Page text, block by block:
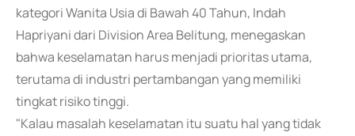
kategori Wanita Usia di Bawah 40 Tahun, Indah
Hapriyani dari Division Area Belitung, menegaskan
bahwa keselamatan harus menjadi prioritas utama,
terutama di industri pertambangan yang memiliki
tingkat risiko tinggi.
"Kalau masalah keselamatan itu suatu hal yang tidak